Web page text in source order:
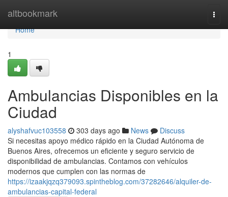
altbookmark
Home
Home
1
Ambulancias Disponibles en la
Ciudad
alyshafvuc103558 303 days ago News
Discuss
Si necesitas apoyo médico rápido en la Ciudad Autónoma de
Buenos Aires, ofrecemos un eficiente y seguro servicio de
disponibilidad de ambulancias. Contamos con vehículos
modernos que cumplen con las normas de
https://izaakjqzq379093.spintheblog.com/37282646/alquiler-de-
ambulancias-capital-federal